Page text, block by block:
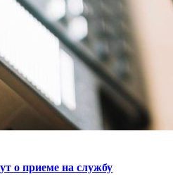
о приеме на службу